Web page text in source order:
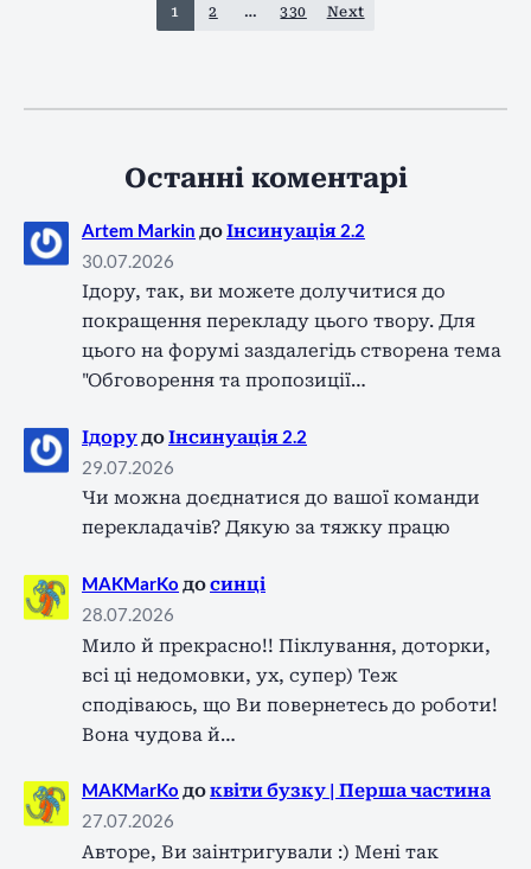
1 2 … 330 Next
Останні коментарі
Artem Markin доІнсинуація 2.2
30.07.2026
Ідору, так, ви можете долучитися до
покращення перекладу цього твору. Для
цього на форумі заздалегідь створена тема
"Обговорення та пропозиції…
Ідору доІнсинуація 2.2
29.07.2026
Чи можна доєднатися до вашої команди
перекладачів? Дякую за тяжку працю
MAKMarKo досинці
28.07.2026
Мило й прекрасно!! Піклування, доторки,
всі ці недомовки, ух, супер) Теж
сподіваюсь, що Ви повернетесь до роботи!
Вона чудова й…
MAKMarKo доквіти бузку | Перша частина
27.07.2026
Авторе, Ви заінтригували :) Мені так